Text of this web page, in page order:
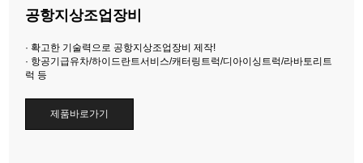
공항지상조업장비
· 확고한 기술력으로 공항지상조업장비 제작!
· 항공기급유차/하이드란트서비스/캐터링트럭/디아이싱트럭/라바토리트
럭 등
제품바로가기